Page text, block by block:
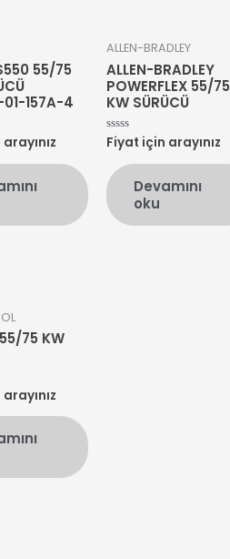
55/75
157A-4
ALLEN-BRADLEY
ALLEN-BRADLEY
POWERFLEX 55/75
KW SÜRÜCÜ
5
üzerinden
oy
aldı
Fiyat için arayınız
Devamını
oku
75 KW